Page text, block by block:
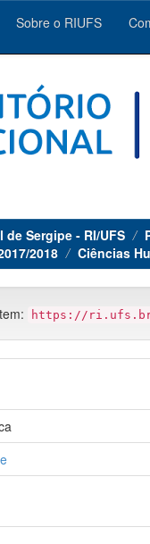
Sobre o RIUFS
Sergipe - RI/UFS
2018
Ciências
https://